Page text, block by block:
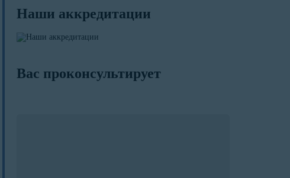
Наши аккредитации
Вас проконсультирует